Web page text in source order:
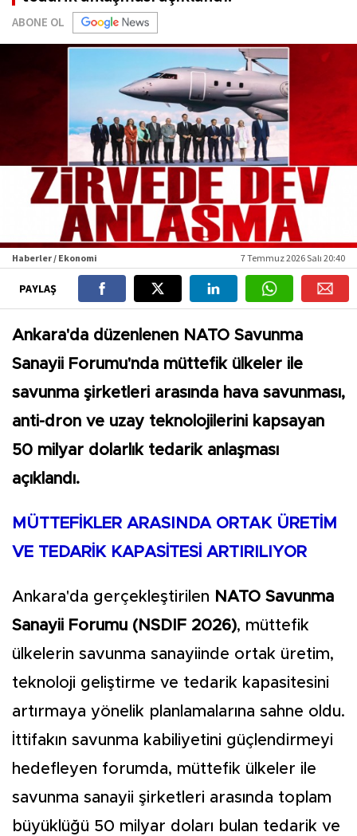
ABONE OL
Haberler / Ekonomi 7 Temmuz 2026 Salı 20:40
PAYLAŞ
Ankara'da düzenlenen NATO Savunma
Sanayii Forumu'nda müttefik ülkeler ile
savunma şirketleri arasında hava savunması,
anti-dron ve uzay teknolojilerini kapsayan
50 milyar dolarlık tedarik anlaşması
açıklandı.
MÜTTEFİKLER ARASINDA ORTAK ÜRETİM
VE TEDARİK KAPASİTESİ ARTIRILIYOR
Ankara'da gerçekleştirilen NATO Savunma
Sanayii Forumu (NSDIF 2026), müttefik
ülkelerin savunma sanayiinde ortak üretim,
teknoloji geliştirme ve tedarik kapasitesini
artırmaya yönelik planlamalarına sahne oldu.
İttifakın savunma kabiliyetini güçlendirmeyi
hedefleyen forumda, müttefik ülkeler ile
savunma sanayii şirketleri arasında toplam
büyüklüğü 50 milyar doları bulan tedarik ve